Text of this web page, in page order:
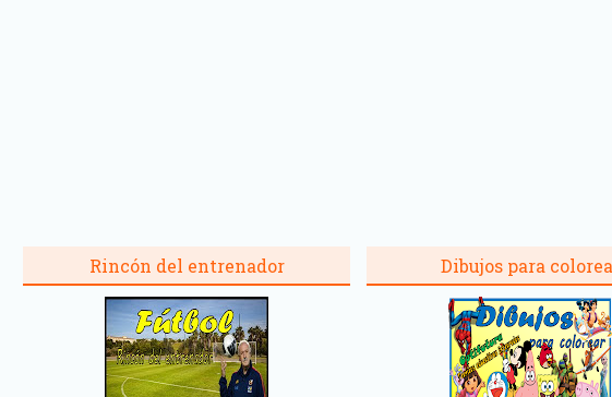
Rincón del entrenador Dibujos para